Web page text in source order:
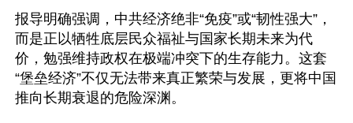
报导明确强调，中共经济绝非“免疫”或“韧性强大”，
而是正以牺牲底层民众福祉与国家长期未来为代
价，勉强维持政权在极端冲突下的生存能力。这套
“堡垒经济”不仅无法带来真正繁荣与发展，更将中国
推向长期衰退的危险深渊。